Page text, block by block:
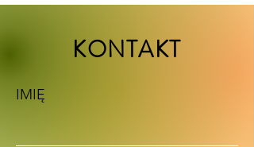
KONTAKT
IMIĘ